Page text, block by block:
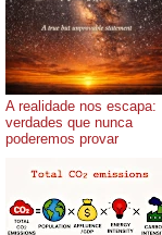
A realidade nos escapa:
verdades que nunca
poderemos provar